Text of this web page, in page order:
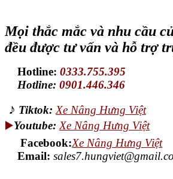
Mọi thắc mắc và nhu cầu
đều được tư vấn và hỗ trợ
Hotline:0333.755.395
Hotline:0901.446.346
♪ Tiktok: Xe Nâng Hưng Việt
▶️Youtube: Xe Nâng Hưng Việt
Facebook:Xe Nâng Hưng Việt
Email: